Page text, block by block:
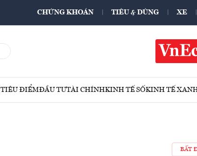
CHỨNG KHOÁN TIÊU & DÙNG XE
TIÊU ĐIỂMĐẦU TƯTÀI CHÍNHKINH TẾ SỐKINH TẾ
BẤT